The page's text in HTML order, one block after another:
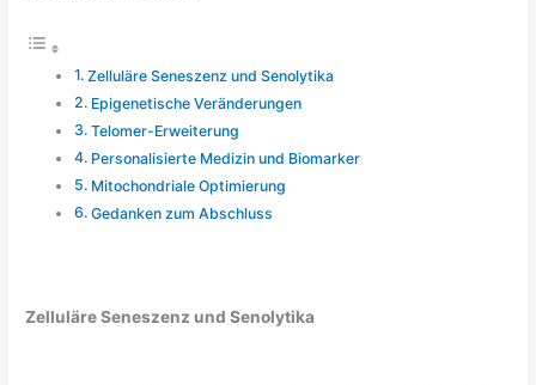
Zelluläre Seneszenz und Senolytika
Epigenetische Veränderungen
Telomer-Erweiterung
Personalisierte Medizin und Biomarker
Mitochondriale Optimierung
Gedanken zum Abschluss
Zelluläre Seneszenz und Senolytika